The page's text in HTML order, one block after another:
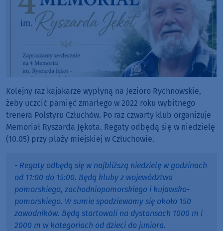
Kolejny raz kajakarze wypłyną na Jezioro Rychnowskie,
żeby uczcić pamięć zmarłego w 2022 roku wybitnego
trenera Polstyru Człuchów. Po raz czwarty klub organizuje
Memoriał Ryszarda Jękota. Regaty odbędą się w niedzielę
(10.05) przy plaży miejskiej w Człuchowie.
- Regaty odbędą się w najbliższą niedzielę w godzinach
od 11:00 do 15:00. Będą kluby z województwa
pomorskiego, zachodniopomorskiego i kujawsko-
pomorskiego. W sumie spodziewamy się około 150
zawodników. Będą startowali na dystansach 1000 m i
2000 m w kategoriach od dzieci do juniora.